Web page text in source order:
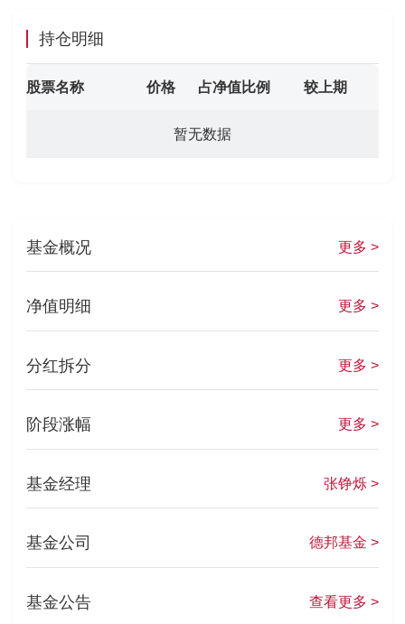
持仓明细
股票名称 价格 占净值比例 较上期
暂无数据
基金概况 更多 >
净值明细 更多 >
分红拆分 更多 >
阶段涨幅 更多 >
基金经理 张铮烁 >
基金公司 德邦基金 >
基金公告 查看更多 >